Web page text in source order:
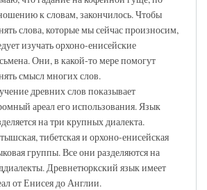
к словам, закончилось. Чтобы
слова, которые мы сейчас произносим,
изучать орхоно-енисейские
Они, в какой-то мере помогут
смысл многих слов.
древних слов показывает
ареал его использования. Язык
на три крупных диалекта.
тибетская и орхоно-енисейская
группы. Все они разделяются на
Древнетюркский язык имеет
от Енисея до Англии.